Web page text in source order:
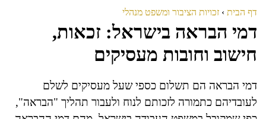
דף הבית › זכויות הציבור ומשפט מנהלי
דמי הבראה בישראל: זכאות,
חישוב וחובות מעסיקים
דמי הבראה הם תשלום כספי שעל מעסיקים לשלם
לעובדיהם כתמורה לזכותם לנוח ולעבור תהליך "הבראה",